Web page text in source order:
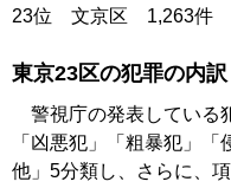
23位 文京区 1,263件
東京23区の犯罪の内
警視庁の発表している
「凶悪犯」「粗暴犯」
他」5分類し、さらに、